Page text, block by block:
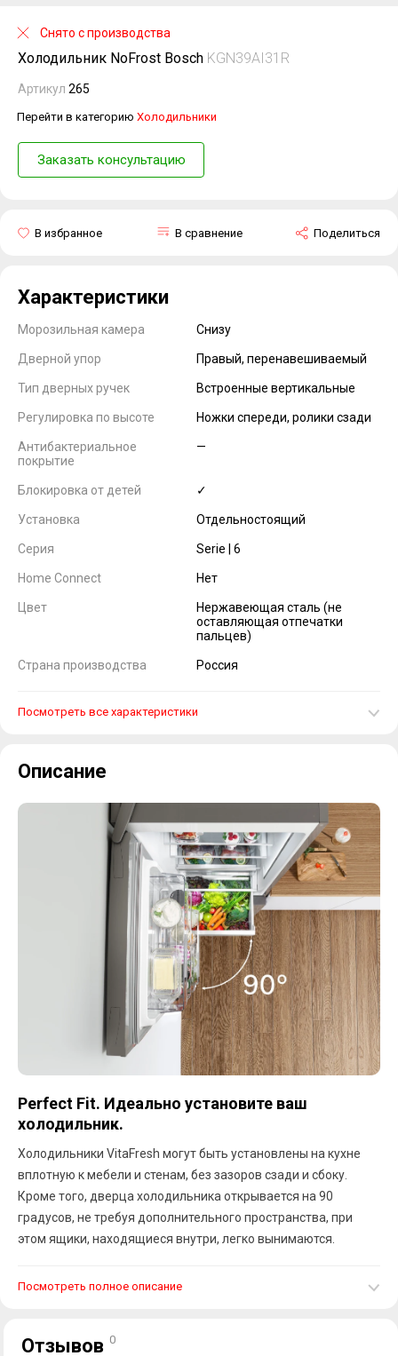
Холодильник NoFrost Bosch KGN39AI31R
Артикул 265
Перейти в категорию Холодильники
Заказать консультацию
Поделиться
В сравнение
В избранное
Снято с производства
Характеристики
Морозильная камера Снизу
Дверной упор Правый, перенавешиваемый
Тип дверных ручек Встроенные вертикальные
Регулировка по высоте Ножки спереди, ролики сзади
Антибактериальное
покрытие
—
Блокировка от детей ✓
Установка Отдельностоящий
Серия Serie | 6
Home Connect Нет
Цвет
Нержавеющая сталь (не
оставляющая отпечатки
пальцев)
Страна производства Россия
Посмотреть все характеристики
Описание
Perfect Fit. Идеально установите ваш
холодильник.
Холодильники VitaFresh могут быть установлены на кухне
вплотную к мебели и стенам, без зазоров сзади и сбоку.
Кроме того, дверца холодильника открывается на 90
градусов, не требуя дополнительного пространства, при
этом ящики, находящиеся внутри, легко вынимаются.
Посмотреть полное описание
Отзывов 0